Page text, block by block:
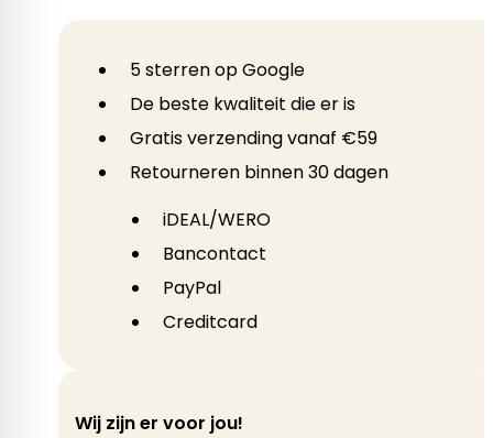
5 sterren op Google
De beste kwaliteit die er is
Gratis verzending vanaf €59
Retourneren binnen 30 dagen
iDEAL/WERO
Bancontact
PayPal
Creditcard
Wij zijn er voor jou!